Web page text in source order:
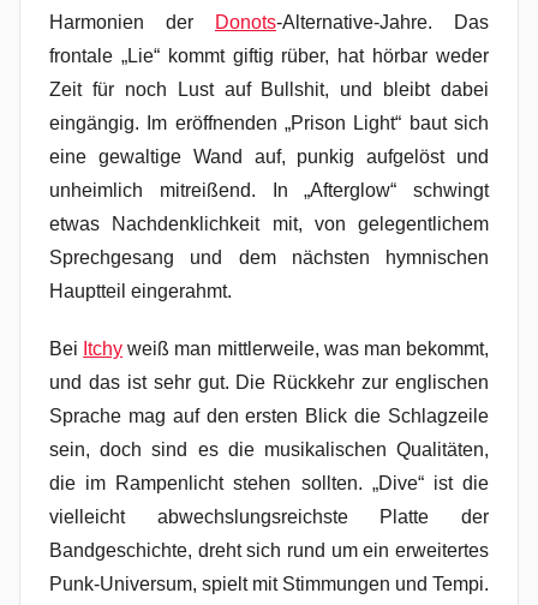
Harmonien der
Donots-Alternative-Jahre. Das
frontale „Lie“ kommt giftig rüber, hat hörbar weder
Zeit für noch Lust auf Bullshit, und bleibt dabei
eingängig. Im eröffnenden „Prison Light“ baut sich
eine gewaltige Wand auf, punkig aufgelöst und
unheimlich mitreißend. In „Afterglow“ schwingt
etwas Nachdenklichkeit mit, von gelegentlichem
Sprechgesang und dem nächsten hymnischen
Hauptteil eingerahmt.
Bei Itchy weiß man mittlerweile, was man bekommt,
und das ist sehr gut. Die Rückkehr zur englischen
Sprache mag auf den ersten Blick die Schlagzeile
sein, doch sind es die musikalischen Qualitäten,
die im Rampenlicht stehen sollten. „Dive“ ist die
vielleicht abwechslungsreichste Platte der
Bandgeschichte, dreht sich rund um ein erweitertes
Punk-Universum, spielt mit Stimmungen und Tempi.